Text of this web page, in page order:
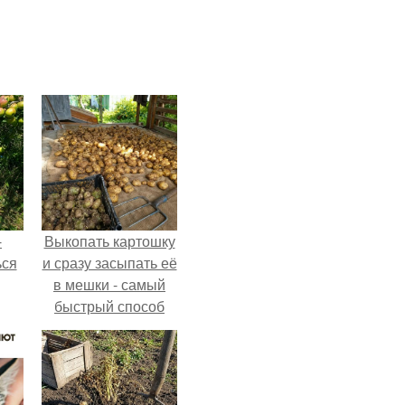
Выкопать картошку
и сразу засыпать её
в мешки - самый
быстрый способ
спрятать вместе с
урожаем гниль,
порезы и больные
клубни.